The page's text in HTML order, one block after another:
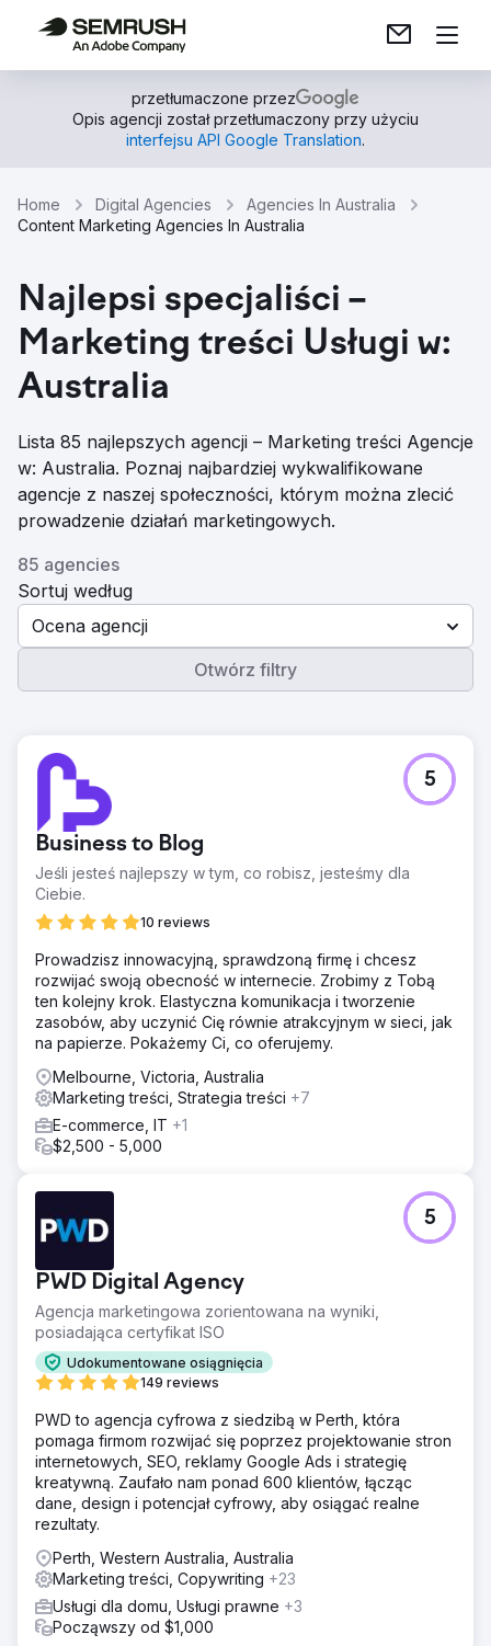
przetłumaczone przez
Opis agencji został przetłumaczony przy użyciu
interfejsu API Google Translation.
Home Digital Agencies
Agencies In Australia
Content Marketing Agencies In Australia
Najlepsi specjaliści –
Marketing treści Usługi w:
Australia
Lista 85 najlepszych agencji – Marketing treści Agencje
w: Australia. Poznaj najbardziej wykwalifikowane
agencje z naszej społeczności, którym można zlecić
prowadzenie działań marketingowych.
85 agencies
Sortuj według
Ocena agencji
Otwórz filtry
Business to Blog
Jeśli jesteś najlepszy w tym, co robisz, jesteśmy dla
Ciebie.
10 reviews
5
Prowadzisz innowacyjną, sprawdzoną firmę i chcesz
rozwijać swoją obecność w internecie. Zrobimy z Tobą
ten kolejny krok. Elastyczna komunikacja i tworzenie
zasobów, aby uczynić Cię równie atrakcyjnym w sieci, jak
na papierze. Pokażemy Ci, co oferujemy.
Melbourne, Victoria, Australia
Marketing treści, Strategia treści +7
E-commerce, IT +1
$2,500 - 5,000
PWD Digital Agency
Agencja marketingowa zorientowana na wyniki,
posiadająca certyfikat ISO
Udokumentowane osiągnięcia
149 reviews
5
PWD to agencja cyfrowa z siedzibą w Perth, która
pomaga firmom rozwijać się poprzez projektowanie stron
internetowych, SEO, reklamy Google Ads i strategię
kreatywną. Zaufało nam ponad 600 klientów, łącząc
dane, design i potencjał cyfrowy, aby osiągać realne
rezultaty.
Perth, Western Australia, Australia
Marketing treści, Copywriting +23
Usługi dla domu, Usługi prawne +3
Począwszy od $1,000